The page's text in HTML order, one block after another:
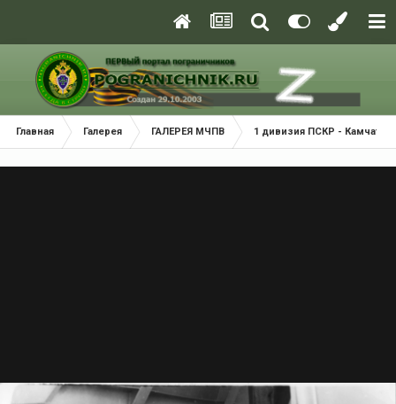
Главная Галерея ГАЛЕРЕЯ МЧПВ 1 дивизия ПСКР - Камчатка